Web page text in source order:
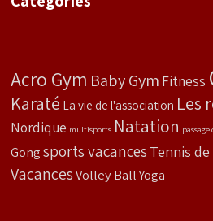
Acro Gym Baby Gym Fitness
Karaté La vie de l'association Les
Nordique multisports Natation passage
Gong sports vacances Tennis
Vacances Volley Ball Yoga